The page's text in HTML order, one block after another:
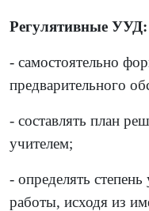
Регулятивные УУД:
- самостоятельно
предварительного
- составлять план
учителем;
- определять
работы, исходя из